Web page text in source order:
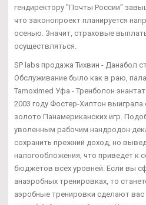
гендиректору "Почты России"
что законопроект планируется
осенью. Значит, страховые
осуществляться.
SP labs продажа Тихвин - Данабол
Обслуживание было как в раю,
Tamoximed Уфа - Тренболон
2003 году Фостер-Хилтон
золото Панамериканских игр.
уволенным рабочим нандродон
сохранить прежний доход, но
налогообложения, что приведет к
бюджетов всех уровней. Если вы
анаэробных тренировках, то
аэробные тренировки сделают